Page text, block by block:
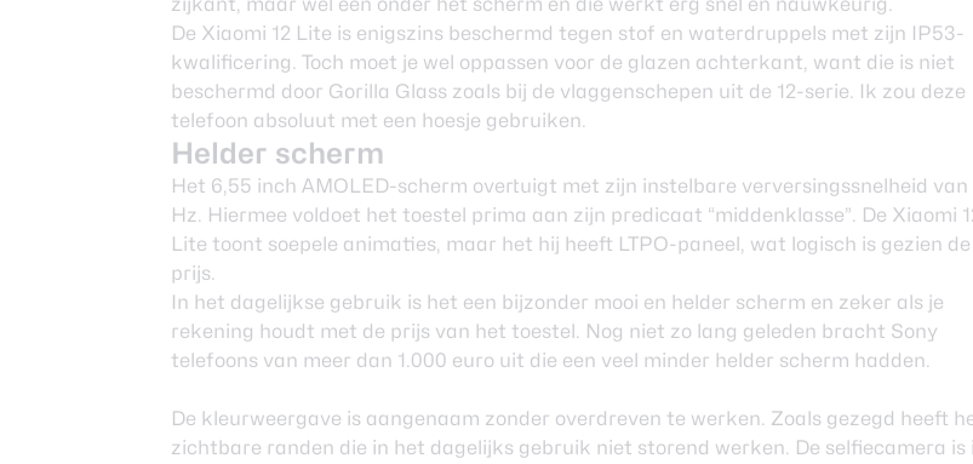
De Xiaomi 12 Lite is enigszins beschermd tegen stof en waterdruppels met zijn IP53-
kwalificering. Toch moet je wel oppassen voor de glazen achterkant, want die is niet
beschermd door Gorilla Glass zoals bij de vlaggenschepen uit de 12-serie. Ik zou deze
telefoon absoluut met een hoesje gebruiken.
Helder scherm
Het 6,55 inch AMOLED-scherm overtuigt met zijn instelbare verversingssnelheid van
Hz. Hiermee voldoet het toestel prima aan zijn predicaat “middenklasse”. De Xiaomi
Lite toont soepele animaties, maar het hij heeft LTPO-paneel, wat logisch is gezien de
prijs.
In het dagelijkse gebruik is het een bijzonder mooi en helder scherm en zeker als je
rekening houdt met de prijs van het toestel. Nog niet zo lang geleden bracht Sony
telefoons van meer dan 1.000 euro uit die een veel minder helder scherm hadden.
De kleurweergave is aangenaam zonder overdreven te werken. Zoals gezegd heeft
zichtbare randen die in het dagelijks gebruik niet storend werken. De selfiecamera is